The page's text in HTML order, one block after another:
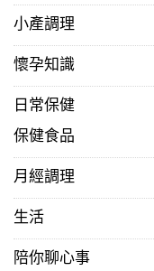
小產調理
懷孕知識
日常保健
保健食品
月經調理
生活
陪你聊心事